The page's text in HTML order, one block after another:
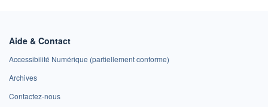
Aide & Contact
Accessibilité Numérique (partiellement conforme)
Archives
Contactez-nous